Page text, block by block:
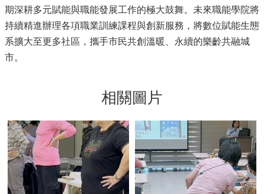
期深耕多元賦能與職能發展工作的極大鼓舞。未來職能學院將
持續精進辦理各項職業訓練課程與創新服務，將數位賦能生態
系擴大至更多社區，攜手市民共創溫暖、永續的樂齡共融城
市。
相關圖片